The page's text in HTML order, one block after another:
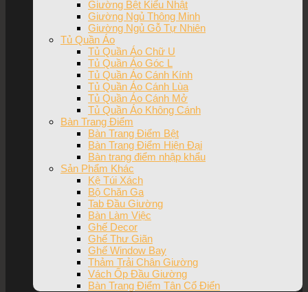
Giường Bệt Kiểu Nhật
Giường Ngủ Thông Minh
Giường Ngủ Gỗ Tự Nhiên
Tủ Quần Áo
Tủ Quần Áo Chữ U
Tủ Quần Áo Góc L
Tủ Quần Áo Cánh Kính
Tủ Quần Áo Cánh Lùa
Tủ Quần Áo Cánh Mở
Tủ Quần Áo Không Cánh
Bàn Trang Điểm
Bàn Trang Điểm Bệt
Bàn Trang Điểm Hiện Đại
Bàn trang điểm nhập khẩu
Sản Phẩm Khác
Kệ Túi Xách
Bộ Chăn Ga
Tab Đầu Giường
Bàn Làm Việc
Ghế Decor
Ghế Thư Giãn
Ghế Window Bay
Thảm Trải Chân Giường
Vách Ốp Đầu Giường
Bàn Trang Điểm Tân Cổ Điển